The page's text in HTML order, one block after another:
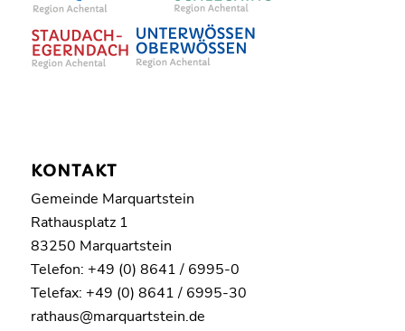
KONTAKT
Gemeinde Marquartstein
Rathausplatz 1
83250 Marquartstein
Telefon: +49 (0) 8641 / 6995-0
Telefax: +49 (0) 8641 / 6995-30
rathaus@marquartstein.de